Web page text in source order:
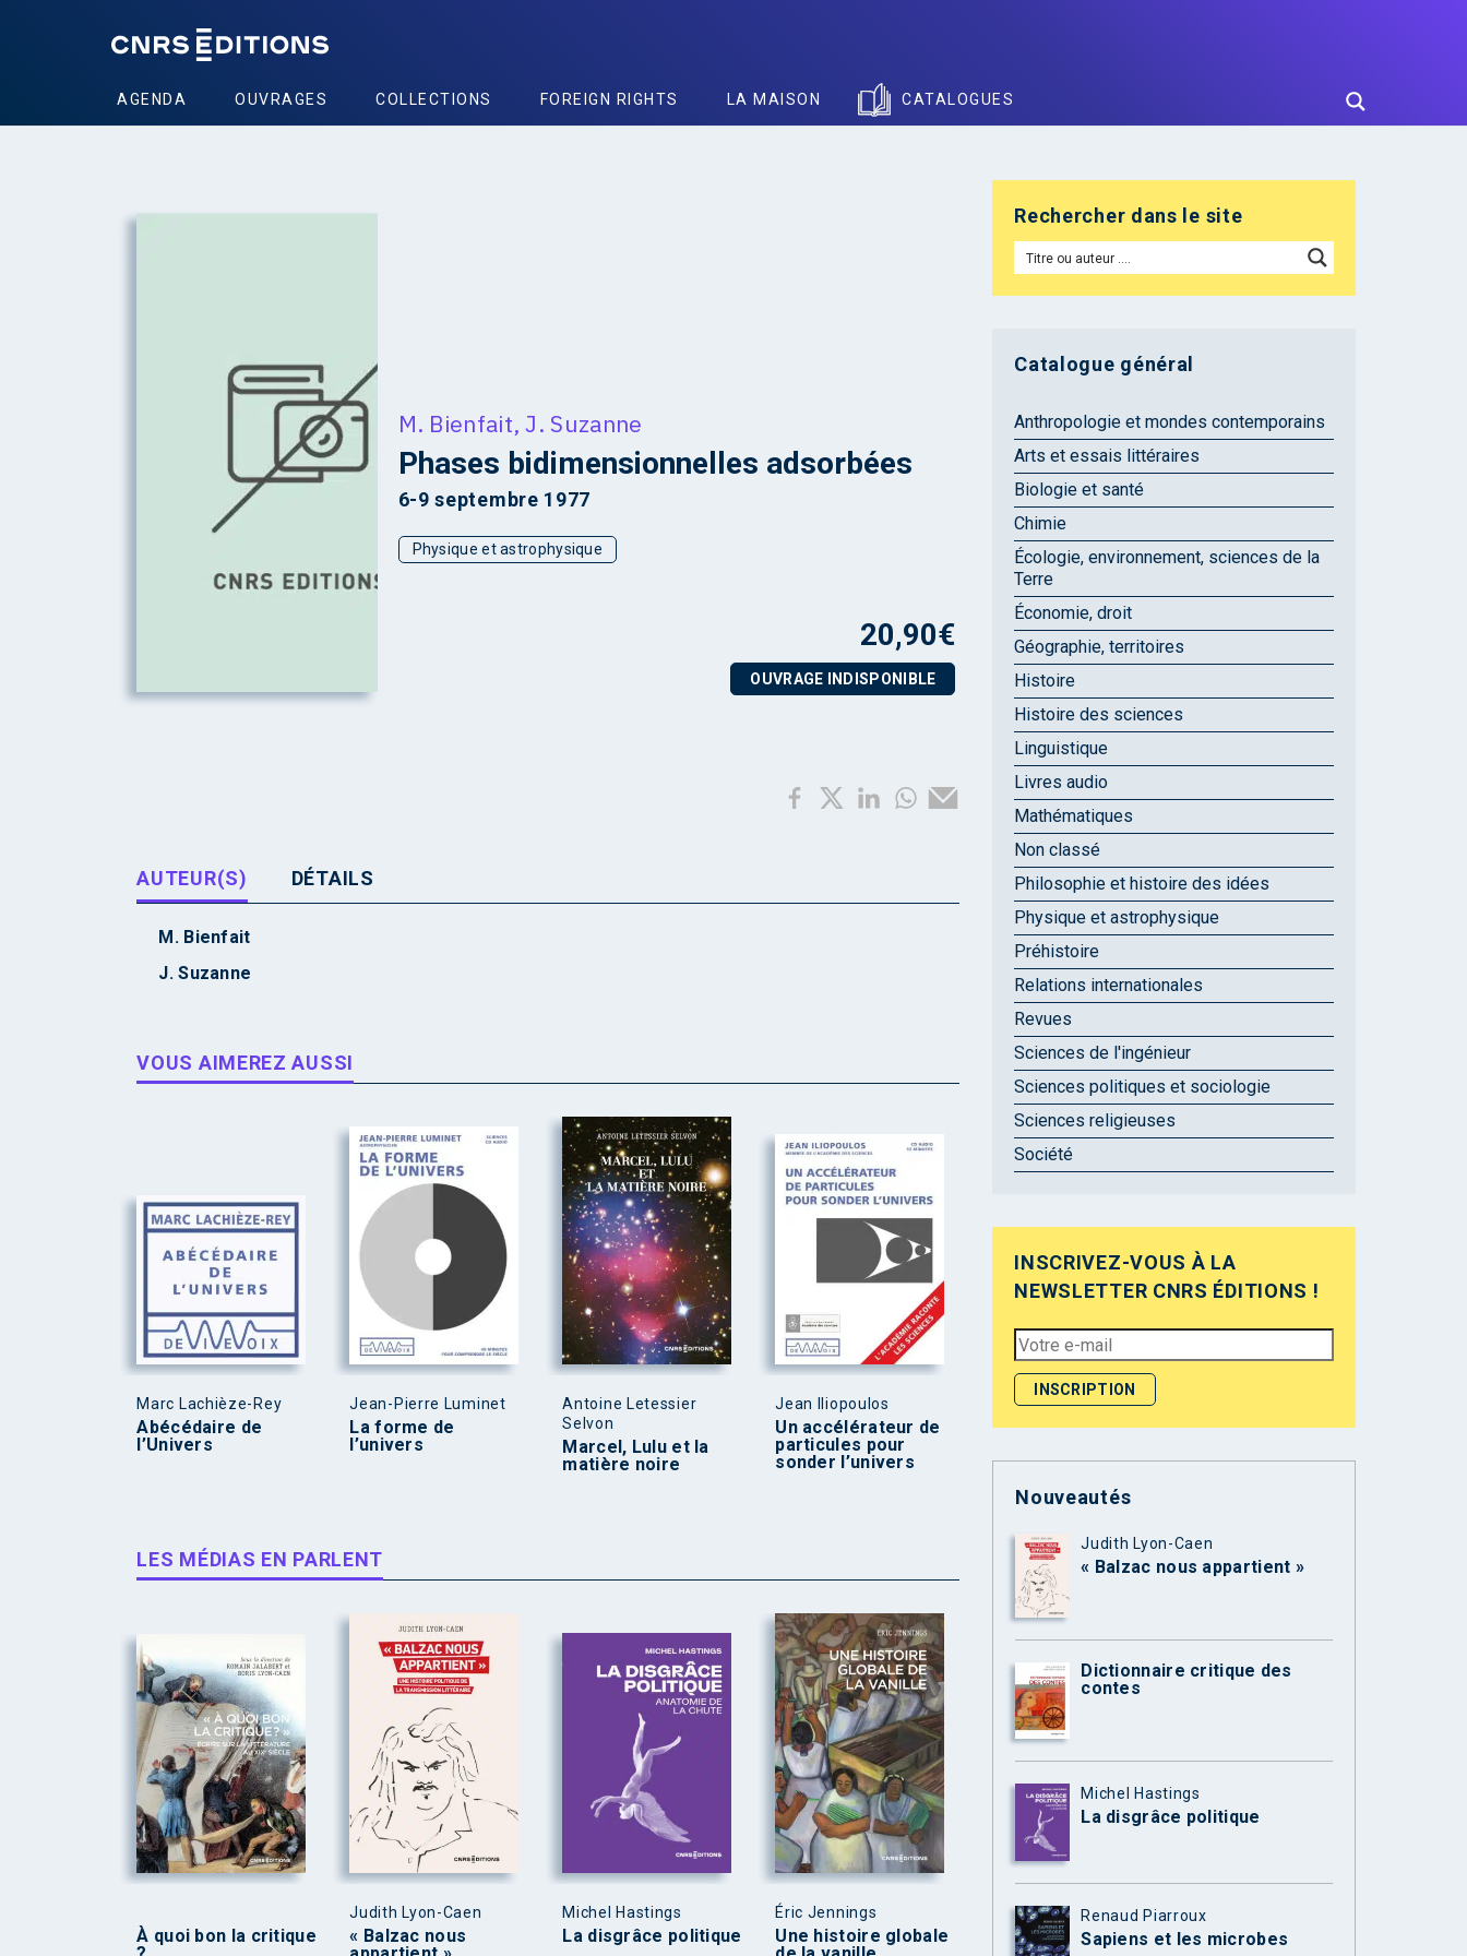
AGENDA OUVRAGES COLLECTIONS FOREIGN RIGHTS LA MAISON CATALOGUES
M. Bienfait,J. Suzanne
Phases bidimensionnelles adsorbées
6-9 septembre 1977
Physique et astrophysique
20,90€
OUVRAGE INDISPONIBLE
AUTEUR(S) DÉTAILS
M. Bienfait
J. Suzanne
VOUS AIMEREZ AUSSI
Marc Lachièze-Rey
Abécédaire de
l’Univers
Jean-Pierre Luminet
La forme de
l’univers
Antoine Letessier
Selvon
Marcel, Lulu et la
matière noire
Jean Iliopoulos
Un accélérateur de
particules pour
sonder l’univers
LES MÉDIAS EN PARLENT
À quoi bon la critique
Judith Lyon-Caen
« Balzac nous
Michel Hastings
La disgrâce politique
Éric Jennings
Une histoire globale
Rechercher dans le site
Catalogue général
Anthropologie et mondes contemporains
Arts et essais littéraires
Biologie et santé
Chimie
Écologie, environnement, sciences de la
Terre
Économie, droit
Géographie, territoires
Histoire
Histoire des sciences
Linguistique
Livres audio
Mathématiques
Non classé
Philosophie et histoire des idées
Physique et astrophysique
Préhistoire
Relations internationales
Revues
Sciences de l'ingénieur
Sciences politiques et sociologie
Sciences religieuses
Société
INSCRIVEZ-VOUS À LA
NEWSLETTER CNRS ÉDITIONS !
Nouveautés
Judith Lyon-Caen
« Balzac nous appartient »
Dictionnaire critique des
contes
Michel Hastings
La disgrâce politique
Renaud Piarroux
Sapiens et les microbes